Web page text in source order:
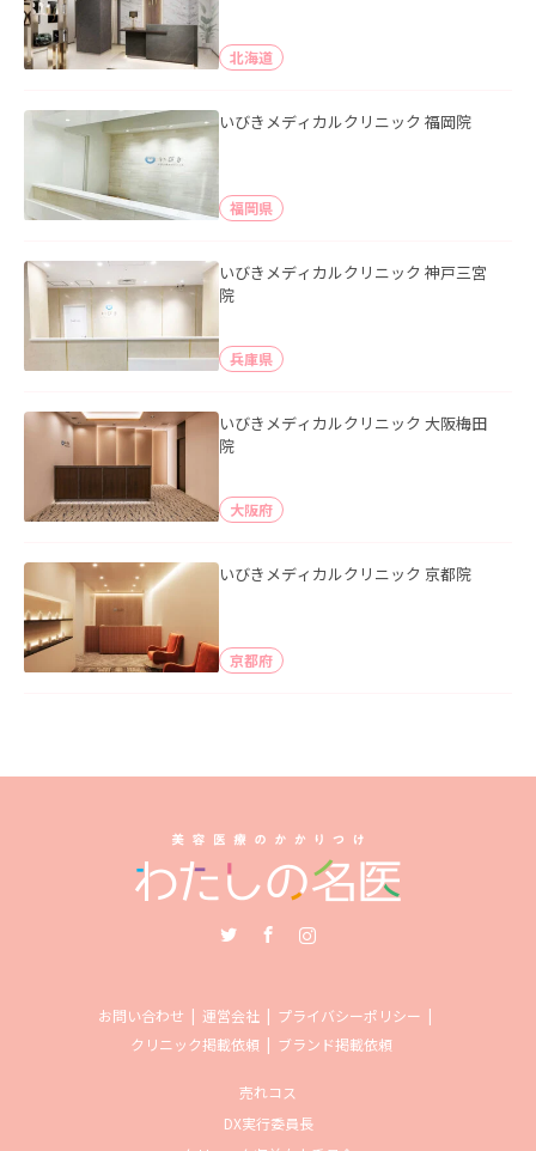
北海道
いびきメディカルクリニック 福岡院
福岡県
いびきメディカルクリニック 神戸三宮
院
兵庫県
いびきメディカルクリニック 大阪梅田
院
大阪府
いびきメディカルクリニック 京都院
京都府
お問い合わせ 運営会社
プライバシーポリシー
クリニック掲載依頼
ブランド掲載依頼
売れコス
DX実行委員長